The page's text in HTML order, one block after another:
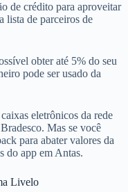
de crédito para aproveitar
lista de parceiros de
obter até 5% do seu
pode ser usado da
eletrônicos da rede
Mas se você
para abater valores da
do app em Antas.
Livelo